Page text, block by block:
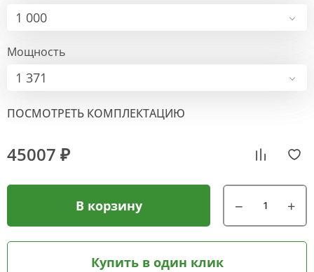
1 000
Мощность
1 371
ПОСМОТРЕТЬ КОМПЛЕКТАЦИЮ
45007 ₽
В корзину
Купить в один клик